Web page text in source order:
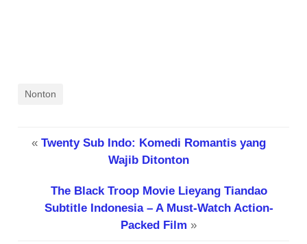
Nonton
« Twenty Sub Indo: Komedi Romantis yang
Wajib Ditonton
The Black Troop Movie Lieyang Tiandao
Subtitle Indonesia – A Must-Watch Action-
Packed Film »